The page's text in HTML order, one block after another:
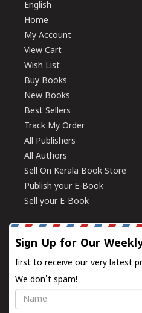
English
Home
My Account
View Cart
Wish List
Buy Books
New Books
Best Sellers
Track My Order
All Publishers
All Authors
Sell On Kerala Book Store
Publish your E-Book
Sell your E-Book
Sign Up for Our
first to receive our very latest
We don't spam!
Name